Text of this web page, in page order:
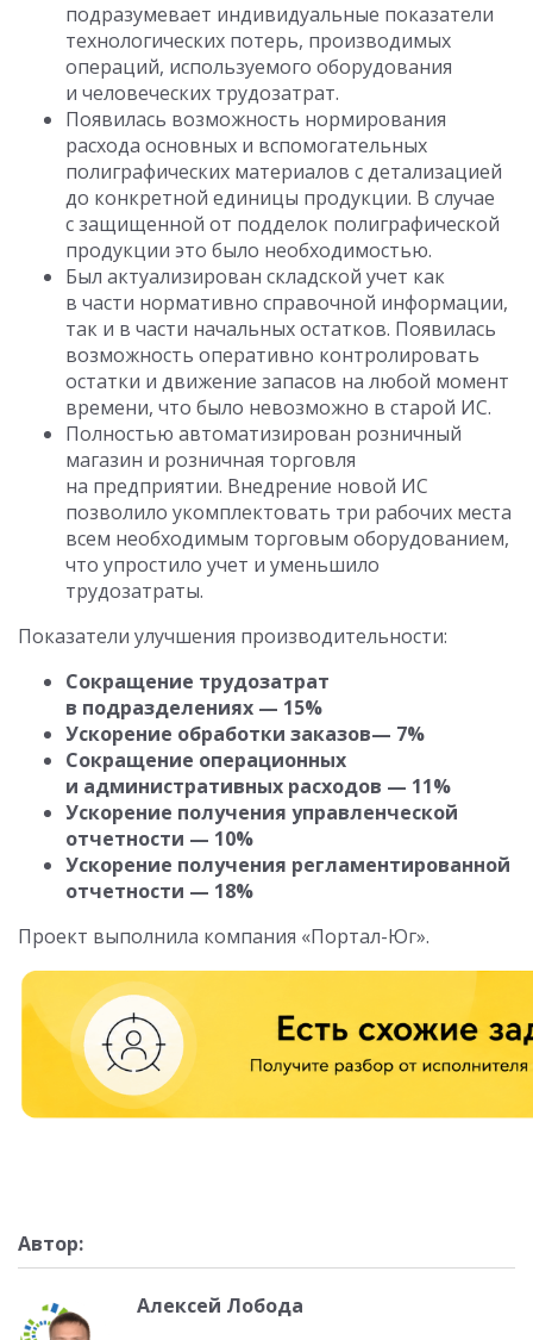
подразумевает индивидуальные показатели
технологических потерь, производимых
операций, используемого оборудования
и человеческих трудозатрат.
Появилась возможность нормирования
расхода основных и вспомогательных
полиграфических материалов с детализацией
до конкретной единицы продукции. В случае
с защищенной от подделок полиграфической
продукции это было необходимостью.
Был актуализирован складской учет как
в части нормативно справочной информации,
так и в части начальных остатков. Появилась
возможность оперативно контролировать
остатки и движение запасов на любой момент
времени, что было невозможно в старой ИС.
Полностью автоматизирован розничный
магазин и розничная торговля
на предприятии. Внедрение новой ИС
позволило укомплектовать три рабочих места
всем необходимым торговым оборудованием,
что упростило учет и уменьшило
трудозатраты.
Показатели улучшения производительности:
Сокращение трудозатрат
в подразделениях — 15%
Ускорение обработки заказов— 7%
Сокращение операционных
и административных расходов — 11%
Ускорение получения управленческой
отчетности — 10%
Ускорение получения регламентированной
отчетности — 18%
Проект выполнила компания «Портал-Юг».
Автор:
Алексей Лобода